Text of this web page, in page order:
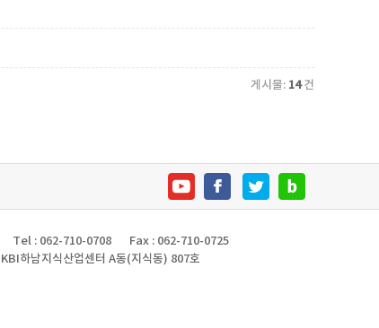
게시물: 14건
Tel : 062-710-0708
Fax : 062-710-0725
하남지식산업센터 A동(지식동) 807호